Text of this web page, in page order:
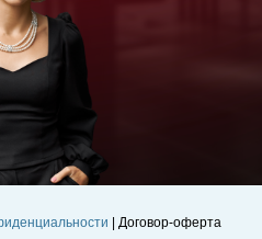
| Договор-оферта